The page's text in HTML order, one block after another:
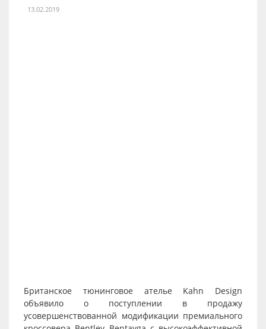
13.02.2019
Британское тюнинговое ателье Kahn Design
объявило о поступлении в продажу
усовершенствованной модификации премиального